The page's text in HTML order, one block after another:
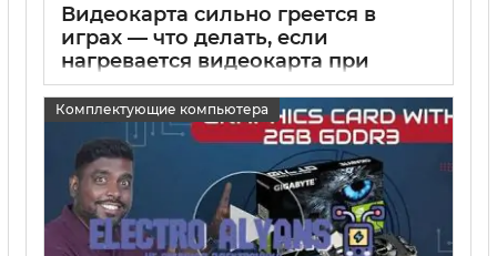
Видеокарта сильно греется в
играх — что делать, если
нагревается видеокарта при
запуске игр
15 05 2025 0
Комплектующие компьютера